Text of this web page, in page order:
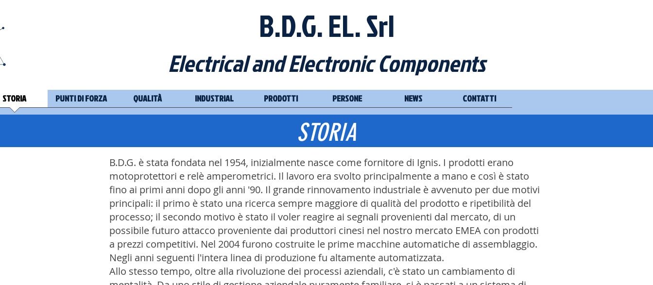
B.D.G. EL. Srl
Electrical and Electronic Components
STORIA PUNTI DI FORZA QUALITÀ INDUSTRIAL PRODOTTI PERSONE NEWS CONTATTI
STORIA
B.D.G. è stata fondata nel 1954, inizialmente nasce come fornitore di Ignis. I prodotti erano
motoprotettori e relè amperometrici. Il lavoro era svolto principalmente a mano e così è stato
fino ai primi anni dopo gli anni '90. Il grande rinnovamento industriale è avvenuto per due motivi
principali: il primo è stato una ricerca sempre maggiore di qualità del prodotto e ripetibilità del
processo; il secondo motivo è stato il voler reagire ai segnali provenienti dal mercato, di un
possibile futuro attacco proveniente dai produttori cinesi nel nostro mercato EMEA con prodotti
a prezzi competitivi. Nel 2004 furono costruite le prime macchine automatiche di assemblaggio.
Negli anni seguenti l'intera linea di produzione fu altamente automatizzata.
Allo stesso tempo, oltre alla rivoluzione dei processi aziendali, c'è stato un cambiamento di